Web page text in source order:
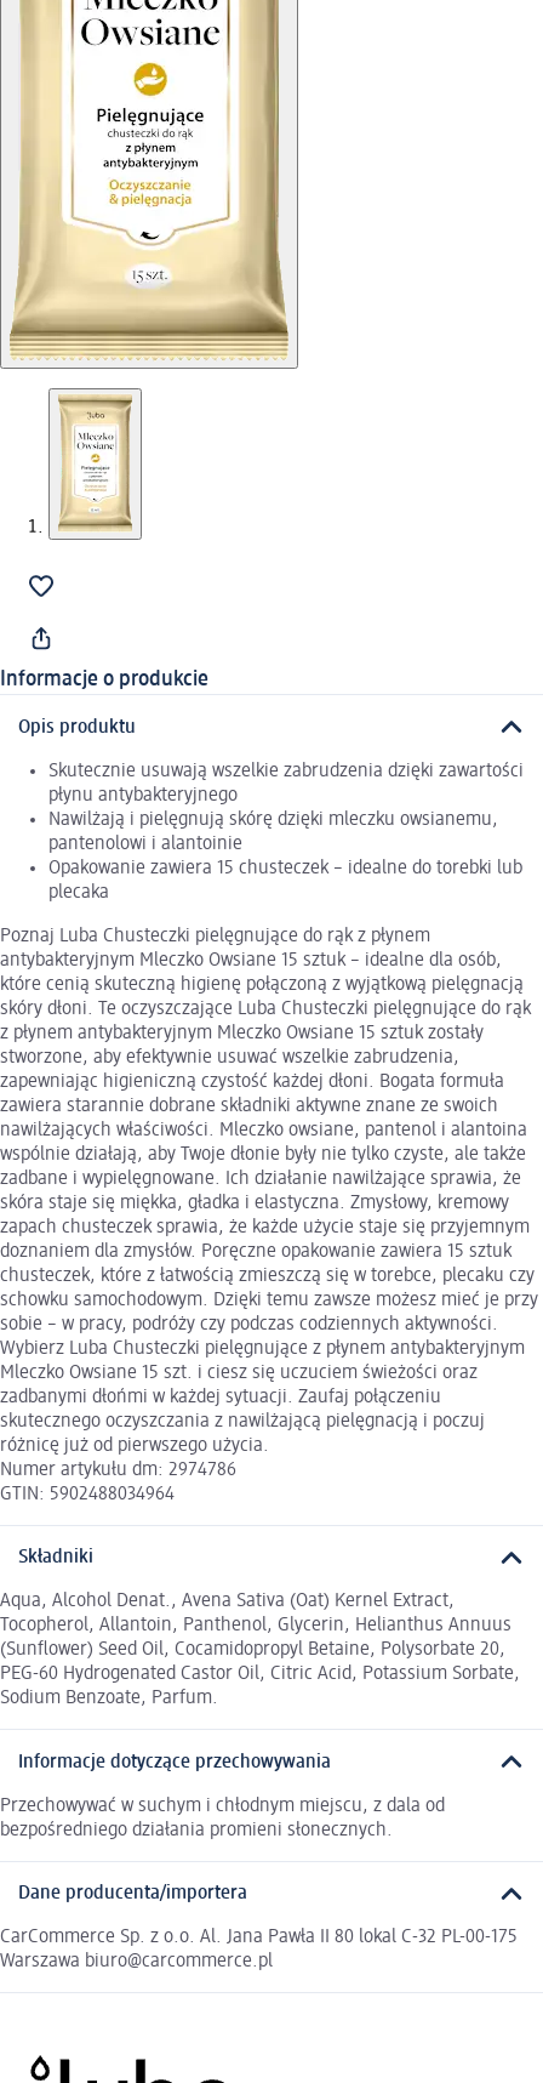
Informacje o produkcie
Opis produktu
Skutecznie usuwają wszelkie zabrudzenia dzięki zawartości
płynu antybakteryjnego
Nawilżają i pielęgnują skórę dzięki mleczku owsianemu,
pantenolowi i alantoinie
Opakowanie zawiera 15 chusteczek – idealne do torebki lub
plecaka
Poznaj Luba Chusteczki pielęgnujące do rąk z płynem
antybakteryjnym Mleczko Owsiane 15 sztuk – idealne dla osób,
które cenią skuteczną higienę połączoną z wyjątkową pielęgnacją
skóry dłoni. Te oczyszczające Luba Chusteczki pielęgnujące do rąk
z płynem antybakteryjnym Mleczko Owsiane 15 sztuk zostały
stworzone, aby efektywnie usuwać wszelkie zabrudzenia,
zapewniając higieniczną czystość każdej dłoni. Bogata formuła
zawiera starannie dobrane składniki aktywne znane ze swoich
nawilżających właściwości. Mleczko owsiane, pantenol i alantoina
wspólnie działają, aby Twoje dłonie były nie tylko czyste, ale także
zadbane i wypielęgnowane. Ich działanie nawilżające sprawia, że
skóra staje się miękka, gładka i elastyczna. Zmysłowy, kremowy
zapach chusteczek sprawia, że każde użycie staje się przyjemnym
doznaniem dla zmysłów. Poręczne opakowanie zawiera 15 sztuk
chusteczek, które z łatwością zmieszczą się w torebce, plecaku czy
schowku samochodowym. Dzięki temu zawsze możesz mieć je przy
sobie – w pracy, podróży czy podczas codziennych aktywności.
Wybierz Luba Chusteczki pielęgnujące z płynem antybakteryjnym
Mleczko Owsiane 15 szt. i ciesz się uczuciem świeżości oraz
zadbanymi dłońmi w każdej sytuacji. Zaufaj połączeniu
skutecznego oczyszczania z nawilżającą pielęgnacją i poczuj
różnicę już od pierwszego użycia.
Numer artykułu dm: 2974786
GTIN: 5902488034964
Składniki
Aqua, Alcohol Denat., Avena Sativa (Oat) Kernel Extract,
Tocopherol, Allantoin, Panthenol, Glycerin, Helianthus Annuus
(Sunflower) Seed Oil, Cocamidopropyl Betaine, Polysorbate 20,
PEG-60 Hydrogenated Castor Oil, Citric Acid, Potassium Sorbate,
Sodium Benzoate, Parfum.
Informacje dotyczące przechowywania
Przechowywać w suchym i chłodnym miejscu, z dala od
bezpośredniego działania promieni słonecznych.
Dane producenta/importera
CarCommerce Sp. z o.o. Al. Jana Pawła II 80 lokal C-32 PL-00-175
Warszawa biuro@carcommerce.pl